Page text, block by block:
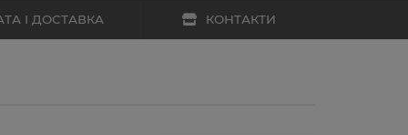
І ДОСТАВКА КОНТАКТИ